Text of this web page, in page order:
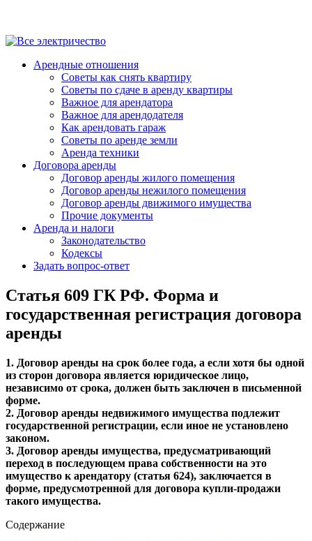
Арендные отношения
Советы как снять квартиру
Советы по сдаче в аренду квартиры
Важное для арендатора
Важное для арендодателя
Как арендовать гараж
Советы по аренде земли
Аренда техники
Договора аренды
Договор аренды жилого помещения
Договор аренды нежилого помещения
Договор аренды движимого имущества
Прочие документы
Аренда и налоги
Законодательство
Кодексы
Задать вопрос-ответ
Статья 609 ГК РФ. Форма и
государственная регистрация договора
аренды
1. Договор аренды на срок более года, а если хотя бы одной
из сторон договора является юридическое лицо,
независимо от срока, должен быть заключен в письменной
форме.
2. Договор аренды недвижимого имущества подлежит
государственной регистрации, если иное не установлено
законом.
3. Договор аренды имущества, предусматривающий
переход в последующем права собственности на это
имущество к арендатору (статья 624), заключается в
форме, предусмотренной для договора купли-продажи
такого имущества.
Содержание